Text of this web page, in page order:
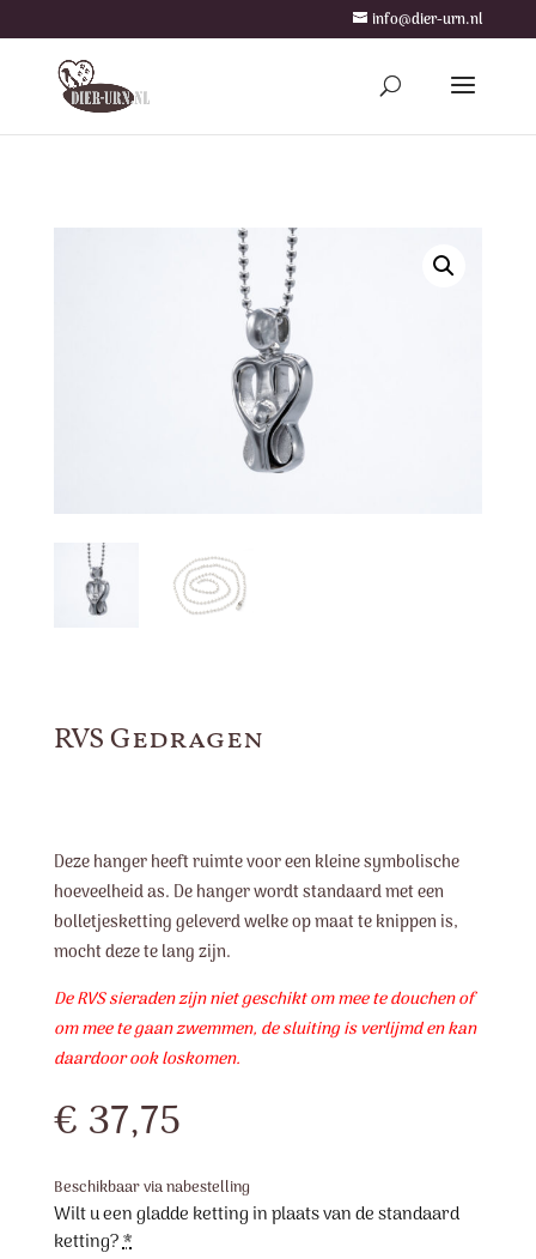
info@dier-urn.nl
RVS Gedragen
Deze hanger heeft ruimte voor een kleine symbolische
hoeveelheid as. De hanger wordt standaard met een
bolletjesketting geleverd welke op maat te knippen is,
mocht deze te lang zijn.
De RVS sieraden zijn niet geschikt om mee te douchen of
om mee te gaan zwemmen, de sluiting is verlijmd en kan
daardoor ook loskomen.
€ 37,75
Beschikbaar via nabestelling
Wilt u een gladde ketting in plaats van de standaard
ketting?*